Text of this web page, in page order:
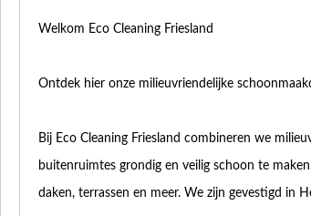
Welkom Eco Cleaning Friesland
Ontdek hier onze milieuvriendelijke
Bij Eco Cleaning Friesland combineren we
buitenruimtes grondig en veilig schoon te
daken, terrassen en meer. We zijn gevestigd in